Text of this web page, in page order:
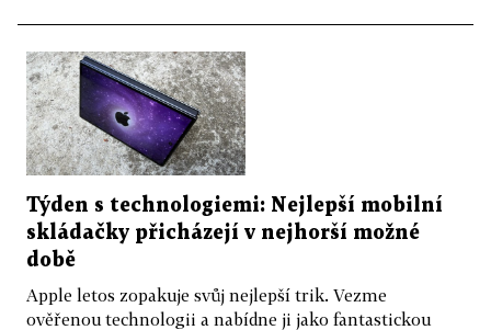
Týden s technologiemi: Nejlepší mobilní
skládačky přicházejí v nejhorší možné
době
Apple letos zopakuje svůj nejlepší trik. Vezme
ověřenou technologii a nabídne ji jako fantastickou